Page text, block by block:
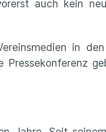
auch kein
in
Pressekonferenz